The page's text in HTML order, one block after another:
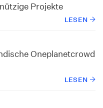
Projekte
LESEN
Oneplanetcrowd
LESEN